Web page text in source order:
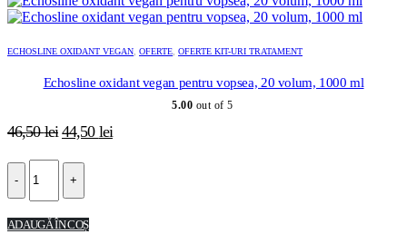
ECHOSLINE OXIDANT VEGAN OFERTE OFERTE KIT-URI TRATAMENT
Echosline oxidant vegan pentru vopsea, 20 volum, 1000 ml
5.00 out of 5
46,50lei Prețul
a
fost:
44,50 leiPrețul
- +
ADAUGĂ ÎN COȘ